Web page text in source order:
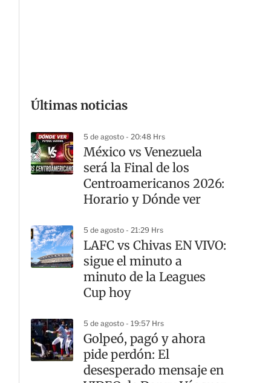
Últimas noticias
5 de agosto - 20:48 Hrs
México vs Venezuela
será la Final de los
Centroamericanos 2026:
Horario y Dónde ver
5 de agosto - 21:29 Hrs
LAFC vs Chivas EN VIVO:
sigue el minuto a
minuto de la Leagues
Cup hoy
5 de agosto - 19:57 Hrs
Golpeó, pagó y ahora
pide perdón: El
desesperado mensaje en